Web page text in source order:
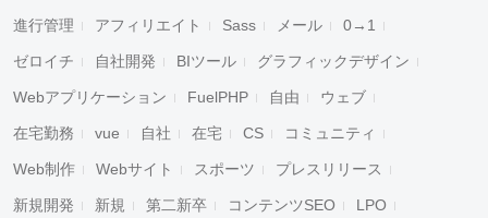
進行管理 アフィリエイト Sass メール 0→1
ゼロイチ 自社開発 BIツール グラフィックデザイン
Webアプリケーション FuelPHP 自由 ウェブ
在宅勤務 vue 自社 在宅 CS コミュニティ
Web制作 Webサイト スポーツ プレスリリース
新規開発 新規 第二新卒 コンテンツSEO LPO